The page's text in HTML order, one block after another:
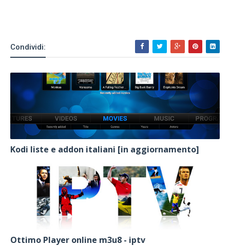
Condividi:
Kodi liste e addon italiani [in aggiornamento]
Ottimo Player online m3u8 - iptv